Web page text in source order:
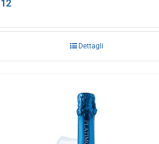
Dettagli